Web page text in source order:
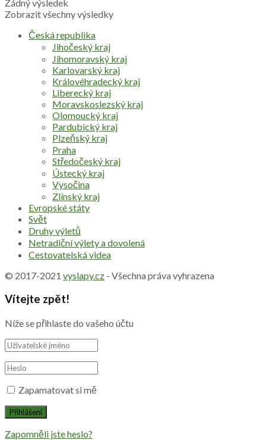
Žádný výsledek
Zobrazit všechny výsledky
Česká republika
Jihočeský kraj
Jihomoravský kraj
Karlovarský kraj
Královéhradecký kraj
Liberecký kraj
Moravskoslezský kraj
Olomoucký kraj
Pardubický kraj
Plzeňský kraj
Praha
Středočeský kraj
Ústecký kraj
Vysočina
Zlínský kraj
Evropské státy
Svět
Druhy výletů
Netradiční výlety a dovolená
Cestovatelská videa
© 2017-2021 vyslapy.cz - Všechna práva vyhrazena
Vítejte zpět!
Níže se přihlaste do vašeho účtu
Zapamatovat si mě
Zapomněli jste heslo?